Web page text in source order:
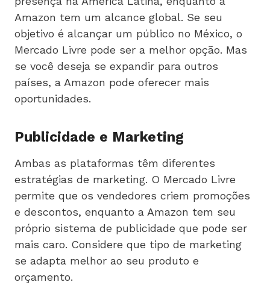
Amazon tem um alcance global. Se seu
objetivo é alcançar um público no México, o
Mercado Livre pode ser a melhor opção. Mas
se você deseja se expandir para outros
países, a Amazon pode oferecer mais
oportunidades.
Publicidade e Marketing
Ambas as plataformas têm diferentes
estratégias de marketing. O Mercado Livre
permite que os vendedores criem promoções
e descontos, enquanto a Amazon tem seu
próprio sistema de publicidade que pode ser
mais caro. Considere que tipo de marketing
se adapta melhor ao seu produto e
orçamento.